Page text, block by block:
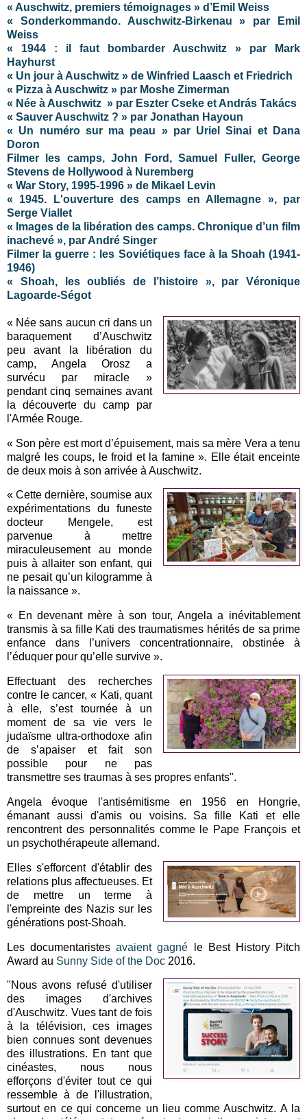
« Auschwitz, premiers témoignages » d’Emil Weiss
« Sonderkommando. Auschwitz-Birkenau » par Emil
Weiss
« 1944 : il faut bombarder Auschwitz » par Mark
Hayhurst
« Un jour à Auschwitz » de Winfried Laasch et Friedrich
« Pizza à Auschwitz » par Moshe Zimerman
« Née à Auschwitz » par Eszter Cseke et András Takács
« Sauver Auschwitz ? » par Jonathan Hayoun
« Un numéro sur ma peau » par Uriel Sinai et Dana
Doron
Filmer les camps, John Ford, Samuel Fuller, George
Stevens de Hollywood à Nuremberg
« War Story, 1995-1996 » de Mikael Levin
« 1945. L'ouverture des camps en Allemagne », par
Serge Viallet
« Images de la libération des camps. Chronique d’un film
inachevé », par André Singer
Filmer la guerre : les Soviétiques face à la Shoah (1941-
1946)
« Shoah, les oubliés de l’histoire », par Véronique
Lagoarde-Ségot
« Née sans aucun cri dans un
baraquement d’Auschwitz
peu avant la libération du
camp, Angela Orosz a
survécu par miracle »
pendant cinq semaines avant
la découverte du camp par
l'Armée Rouge.
« Son père est mort d’épuisement, mais sa mère Vera a tenu
malgré les coups, le froid et la famine ». Elle était enceinte
de deux mois à son arrivée à Auschwitz.
« Cette dernière, soumise aux
expérimentations du funeste
docteur Mengele, est
parvenue à mettre
miraculeusement au monde
puis à allaiter son enfant, qui
ne pesait qu’un kilogramme à
la naissance ».
« En devenant mère à son tour, Angela a inévitablement
transmis à sa fille Kati des traumatismes hérités de sa prime
enfance dans l’univers concentrationnaire, obstinée à
l’éduquer pour qu’elle survive ».
Effectuant des recherches
contre le cancer, « Kati, quant
à elle, s’est tournée à un
moment de sa vie vers le
judaïsme ultra-orthodoxe afin
de s’apaiser et fait son
possible pour ne pas
transmettre ses traumas à ses propres enfants".
Angela évoque l'antisémitisme en 1956 en Hongrie,
émanant aussi d'amis ou voisins. Sa fille Kati et elle
rencontrent des personnalités comme le Pape François et
un psychothérapeute allemand.
Elles s'efforcent d'établir des
relations plus affectueuses. Et
de mettre un terme à
l'empreinte des Nazis sur les
générations post-Shoah.
Les documentaristesavaient gagné le Best History Pitch
Award au Sunny Side of the Doc 2016.
"Nous avons refusé d'utiliser
des images d'archives
d'Auschwitz. Vues tant de fois
à la télévision, ces images
bien connues sont devenues
des illustrations. En tant que
cinéastes, nous nous
efforçons d'éviter tout ce qui
ressemble à de l'illustration,
surtout en ce qui concerne un lieu comme Auschwitz. A la